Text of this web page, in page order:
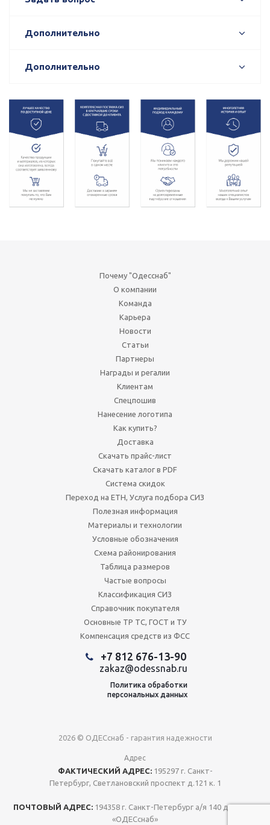
Дополнительно
Дополнительно
Почему "Одесснаб"
О компании
Команда
Карьера
Новости
Статьи
Партнеры
Награды и регалии
Клиентам
Спецпошив
Нанесение логотипа
Как купить?
Доставка
Скачать прайс-лист
Скачать каталог в PDF
Система скидок
Переход на ЕТН, Услуга подбора СИЗ
Полезная информация
Материалы и технологии
Условные обозначения
Схема районирования
Таблица размеров
Частые вопросы
Классификация СИЗ
Справочник покупателя
Основные ТР ТС, ГОСТ и ТУ
Компенсация средств из ФСС
+7 812 676-13-90
zakaz@odessnab.ru
Политика обработки
персональных данных
2026 © ОДЕСснаб - гарантия надежности
Адрес
ФАКТИЧЕСКИЙ АДРЕС:195297 г. Санкт-
Петербург, Светлановский проспект д.121 к. 1
ПОЧТОВЫЙ АДРЕС: 194358 г. Санкт-Петербург а/я 140 для ООО
«ОДЕСснаб»